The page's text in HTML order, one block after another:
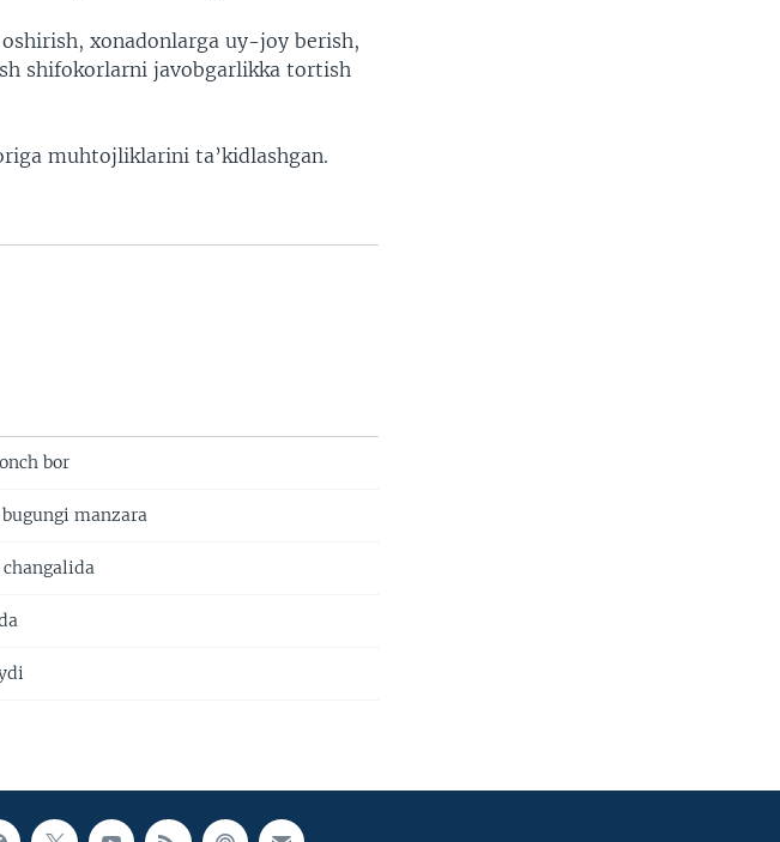
xonadonlarga uy-joy berish,
shifokorlarni javobgarlikka tortish
muhtojliklarini ta’kidlashgan.
bor
manzara